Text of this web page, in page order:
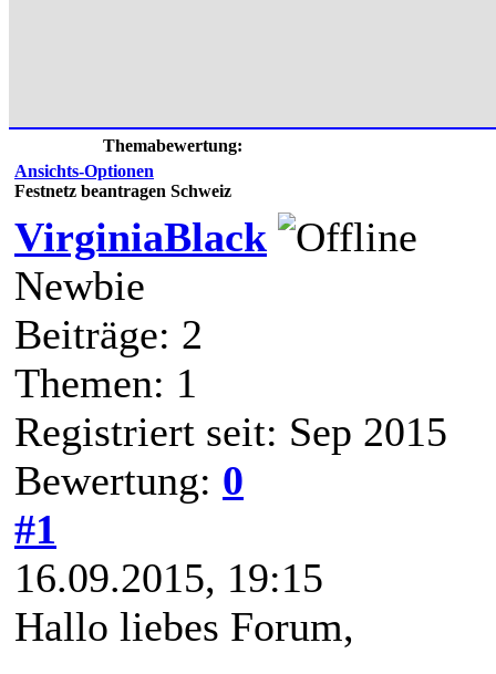
Themabewertung:
Ansichts-Optionen
Festnetz beantragen Schweiz
VirginiaBlack
Newbie
Beiträge: 2
Themen: 1
Registriert seit: Sep 2015
Bewertung: 0
#1
16.09.2015, 19:15
Hallo liebes Forum,